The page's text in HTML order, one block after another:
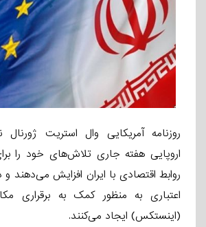
روزنامه آمریکایی وال استریت
اروپایی هفته جاری تلاش‌های خود را
روابط اقتصادی با ایران افزایش می‌دهند
اعتباری به منظور کمک به برقراری
(اینستکس) ایجاد می‌کنند.